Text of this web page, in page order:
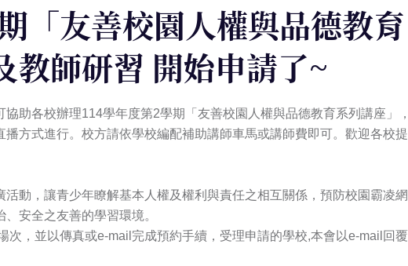
「友善校園人權與品德教育
教師研習 開始申請了~
助各校辦理114學年度第2學期「友善校園人權與品德教育系列講座」，
方式進行。校方請依學校編配補助講師車馬或講師費即可。歡迎各校提
動，讓青少年瞭解基本人權及權利與責任之相互關係，預防校園霸凌網
安全之友善的學習環境。
次，並以傳真或e-mail完成預約手續，受理申請的學校,本會以e-mail回覆